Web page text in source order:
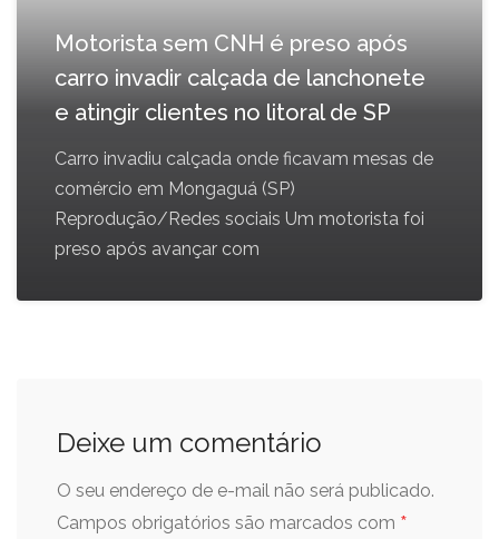
Motorista sem CNH é preso após
carro invadir calçada de lanchonete
e atingir clientes no litoral de SP
Carro invadiu calçada onde ficavam mesas de
comércio em Mongaguá (SP)
Reprodução/Redes sociais Um motorista foi
preso após avançar com
Deixe um comentário
O seu endereço de e-mail não será publicado.
Campos obrigatórios são marcados com *